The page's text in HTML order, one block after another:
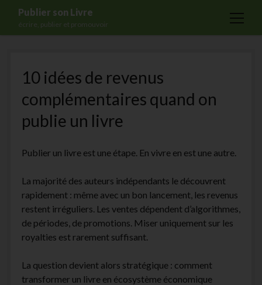
Publier son Livre
écrire, publier et promouvoir
open
Formations
Services
Blog
Ecriture
Actualités
A propos
Contact
facebook
10 idées de revenus
complémentaires quand on
publie un livre
Publier un livre est une étape. En vivre en est une autre.
La majorité des auteurs indépendants le découvrent
rapidement : même avec un bon lancement, les revenus
restent irréguliers. Les ventes dépendent d’algorithmes,
de périodes, de promotions. Miser uniquement sur les
royalties est rarement suffisant.
La question devient alors stratégique : comment
transformer un livre en écosystème économique